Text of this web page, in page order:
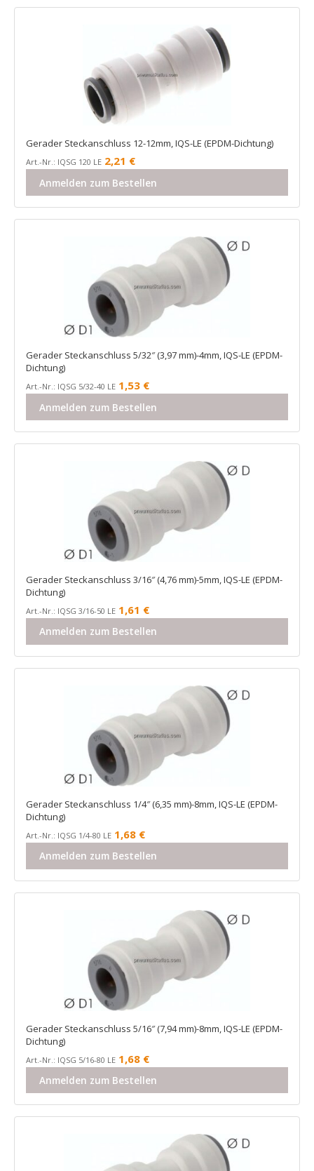
Gerader Steckanschluss 12-12mm, IQS-LE (EPDM-Dichtung)
Art.-Nr.: IQSG 120 LE 2,21 €
Anmelden zum Bestellen
Gerader Steckanschluss 5/32″ (3,97 mm)-4mm, IQS-LE (EPDM-
Dichtung)
Art.-Nr.: IQSG 5/32-40 LE 1,53 €
Anmelden zum Bestellen
Gerader Steckanschluss 3/16″ (4,76 mm)-5mm, IQS-LE (EPDM-
Dichtung)
Art.-Nr.: IQSG 3/16-50 LE 1,61 €
Anmelden zum Bestellen
Gerader Steckanschluss 1/4″ (6,35 mm)-8mm, IQS-LE (EPDM-
Dichtung)
Art.-Nr.: IQSG 1/4-80 LE 1,68 €
Anmelden zum Bestellen
Gerader Steckanschluss 5/16″ (7,94 mm)-8mm, IQS-LE (EPDM-
Dichtung)
Art.-Nr.: IQSG 5/16-80 LE 1,68 €
Anmelden zum Bestellen